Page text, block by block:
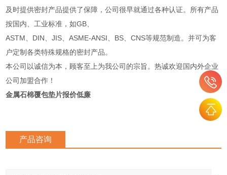
及时提供密封产品提供了保障，公司很早就通过各种认证。所有产品
按国内、工业标准，如GB、
ASTM、DIN、JIS、ASME-ANSI、BS、CNS等规范制造。并可为客
户定制各类特殊规格的密封产品。
本公司以诚信为本，顾客至上为我公司的宗旨。热诚欢迎国内外企业
公司加盟合作！
金属石棉覆包垫片报价低廉
产品咨询